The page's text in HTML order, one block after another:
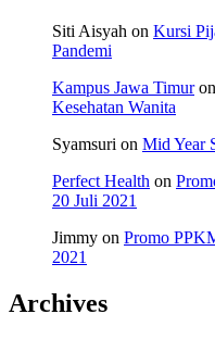
Siti Aisyah on Kursi
Pandemi
Kampus Jawa Timuron
Kesehatan Wanita
Syamsuri on Mid Year
Perfect Health on
20 Juli 2021
Jimmy on Promo
2021
Archives